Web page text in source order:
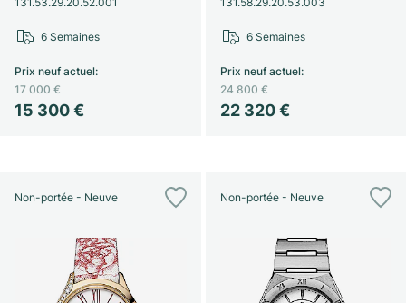
15 300 €
Prix neuf actuel:
17 000 €
6 Semaines
22 320 €
Prix neuf actuel:
24 800 €
6 Semaines
Non-portée - Neuve Non-portée - Neuve